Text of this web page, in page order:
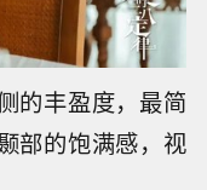
的丰盈度，最简
部的饱满感，视